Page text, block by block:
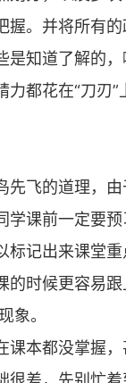
握。并将所有
是知道了解的
都花在“刀刃
先飞的道理，
学课前一定要
标记出来课堂
的时候更容易
象。
课本都没掌握